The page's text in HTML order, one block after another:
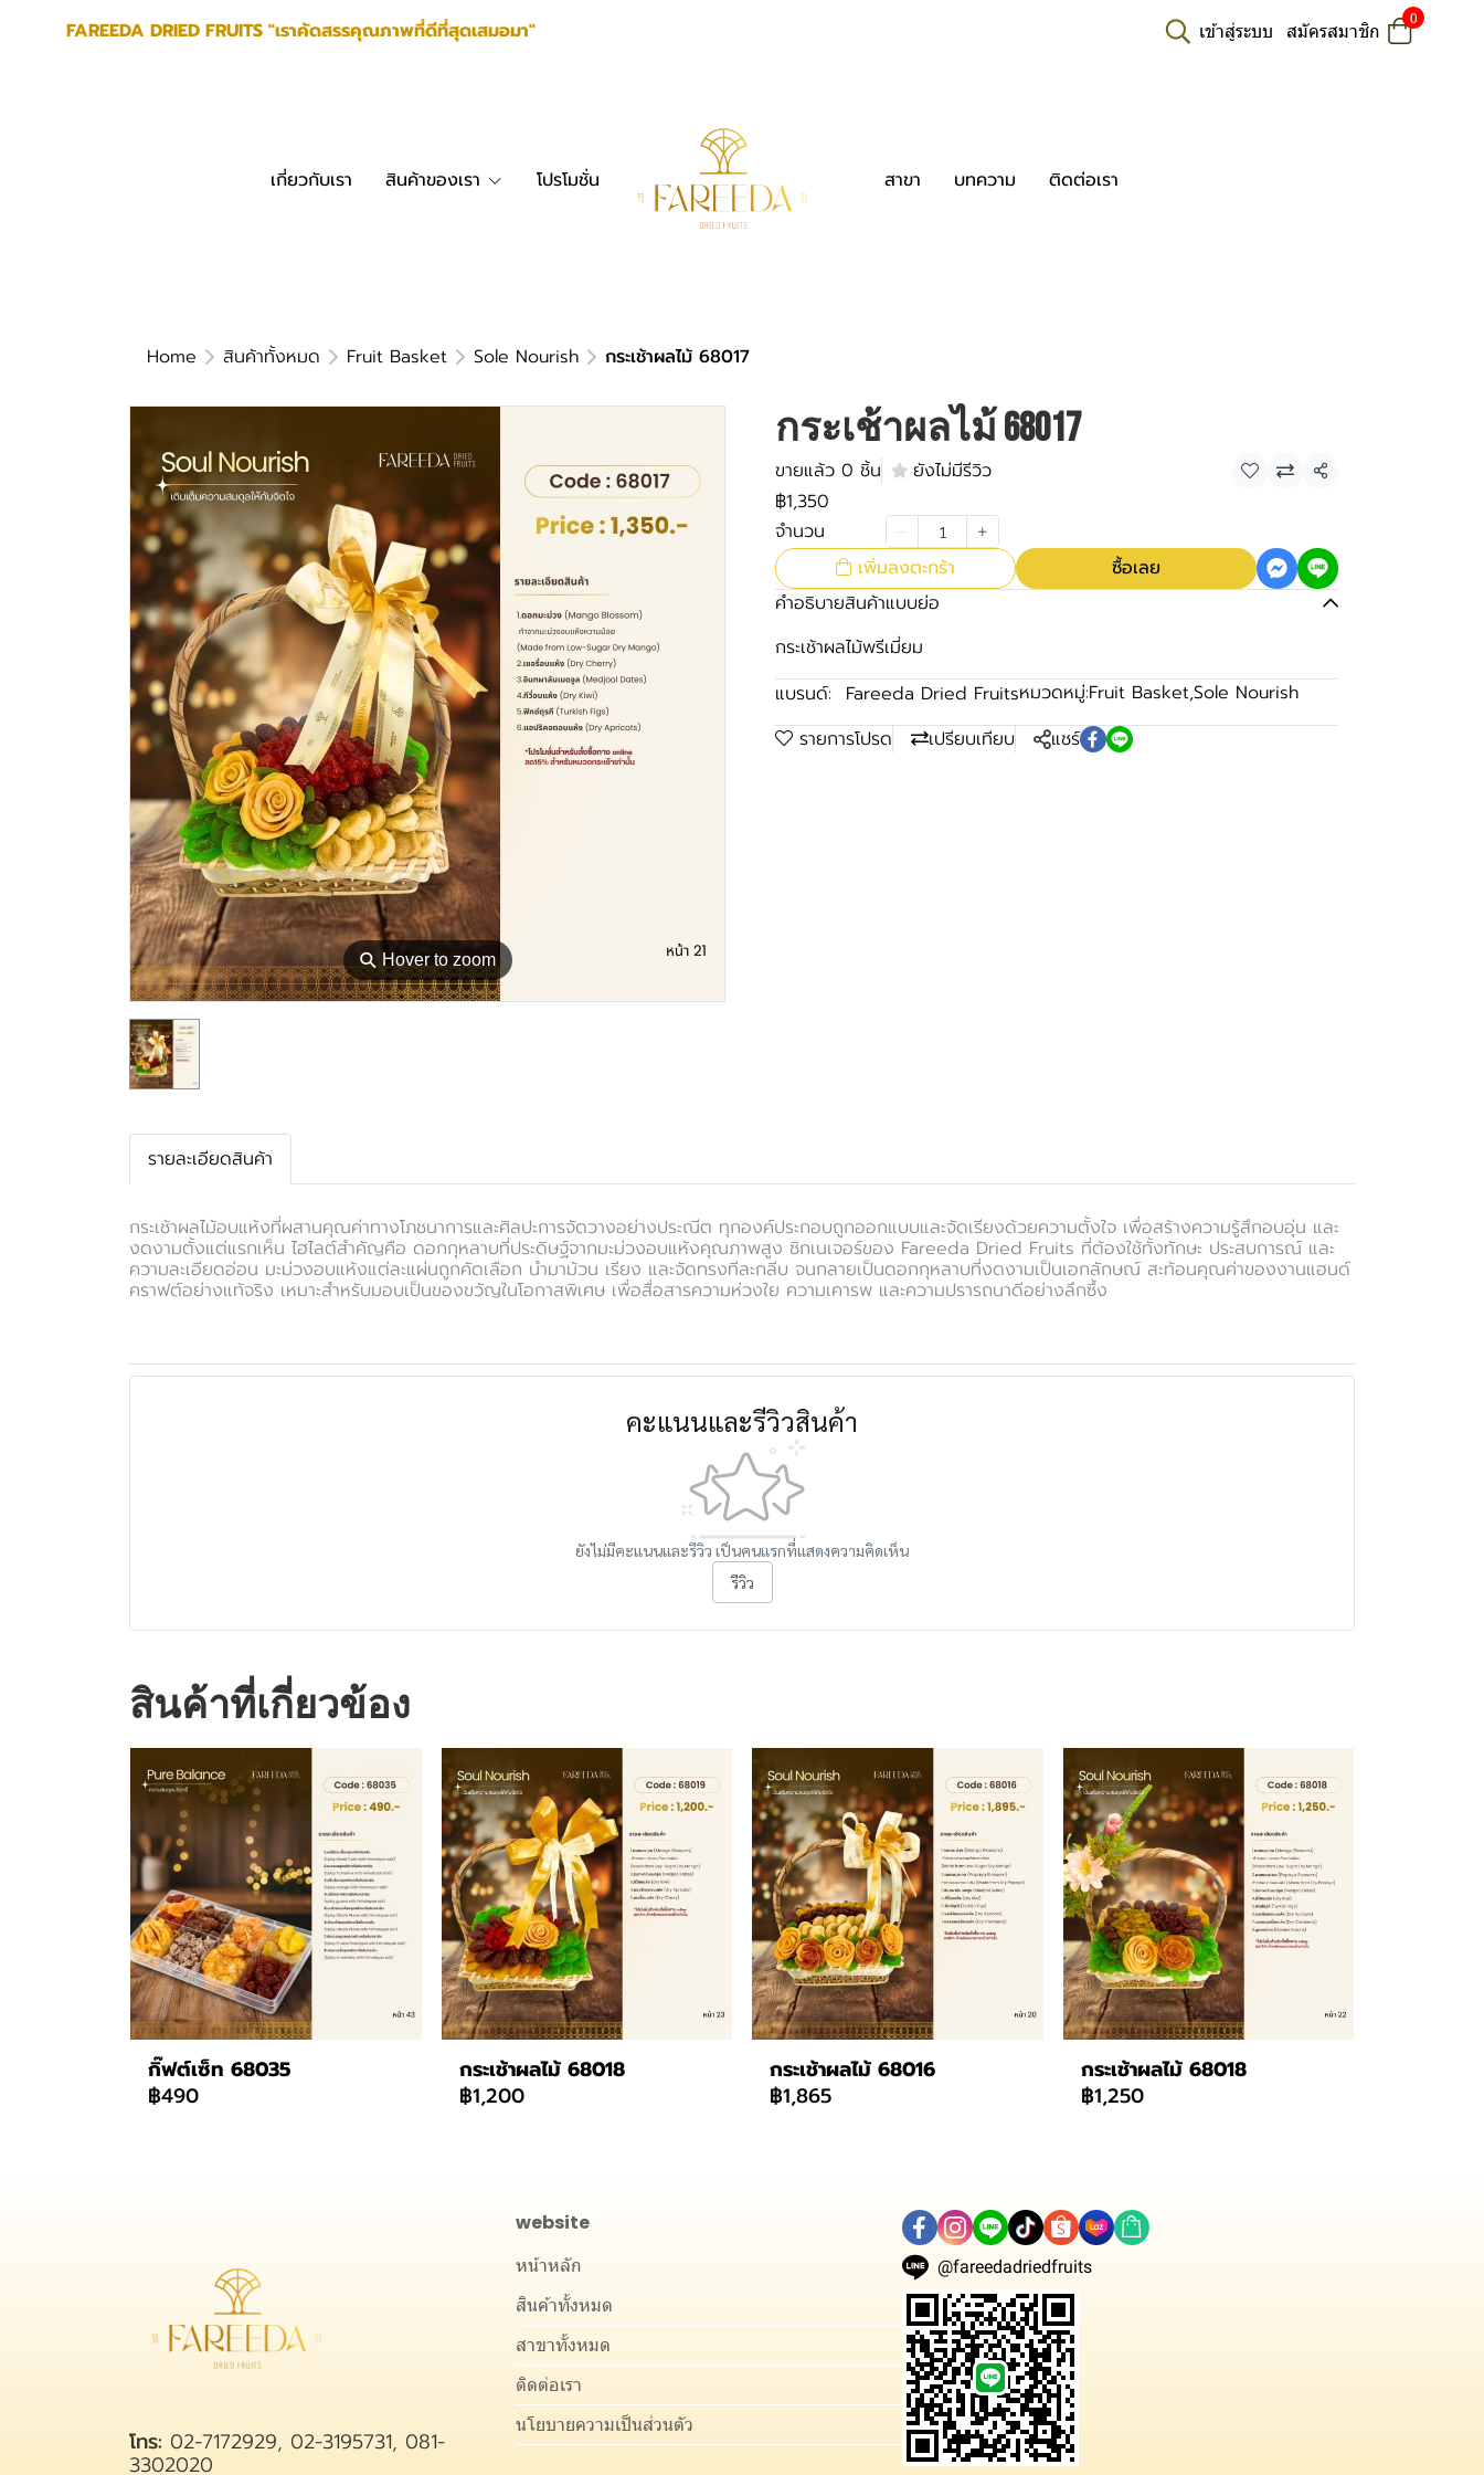
FAREEDA DRIED FRUITS "เราคัดสรรคุณภาพที่ดีที่สุดเสมอมา" เข้าสู่ระบบ สมัครสมาชิก
0
เกี่ยวกับเรา สินค้าของเรา โปรโมชั่น สาขา บทความ ติดต่อเรา
Home สินค้าทั้งหมด Fruit Basket Sole Nourish กระเช้าผลไม้ 68017
⚲Hover to zoom
กระเช้าผลไม้ 68017
ขายแล้ว 0 ชิ้น ยังไม่มีรีวิว
แชร์
฿1,350
จำนวน
เพิ่มลงตะกร้า
ซื้อเลย
คำอธิบายสินค้าแบบย่อ
กระเช้าผลไม้พรีเมี่ยม
แบรนด์:
Fareeda Dried Fruitsหมวดหมู่:Fruit Basket,Sole Nourish
รายการโปรด
เปรียบเทียบ แชร์
รายละเอียดสินค้า
กระเช้าผลไม้อบแห้งที่ผสานคุณค่าทางโภชนาการและศิลปะการจัดวางอย่างประณีต ทุกองค์ประกอบถูกออกแบบและจัดเรียงด้วยความตั้งใจ เพื่อสร้างความรู้สึกอบอุ่น และ
งดงามตั้งแต่แรกเห็น ไฮไลต์สำคัญคือ ดอกกุหลาบที่ประดิษฐ์จากมะม่วงอบแห้งคุณภาพสูง ซิกเนเจอร์ของ Fareeda Dried Fruits ที่ต้องใช้ทั้งทักษะ ประสบการณ์ และ
ความละเอียดอ่อน มะม่วงอบแห้งแต่ละแผ่นถูกคัดเลือก นำมาม้วน เรียง และจัดทรงทีละกลีบ จนกลายเป็นดอกกุหลาบที่งดงามเป็นเอกลักษณ์ สะท้อนคุณค่าของงานแฮนด์
คราฟต์อย่างแท้จริง เหมาะสำหรับมอบเป็นของขวัญในโอกาสพิเศษ เพื่อสื่อสารความห่วงใย ความเคารพ และความปรารถนาดีอย่างลึกซึ้ง
คะแนนและรีวิวสินค้า
ยังไม่มีคะแนนและรีวิว เป็นคนแรกที่แสดงความคิดเห็น
รีวิว
สินค้าที่เกี่ยวข้อง
กิ๊ฟต์เซ็ท 68035
฿490
กระเช้าผลไม้ 68018
฿1,200
กระเช้าผลไม้ 68016
฿1,865
กระเช้าผลไม้ 68018
฿1,250
โทร: 02-7172929, 02-3195731, 081-
3302020
website
หน้าหลัก
สินค้าทั้งหมด
สาขาทั้งหมด
ติดต่อเรา
นโยบายความเป็นส่วนตัว
@fareedadriedfruits